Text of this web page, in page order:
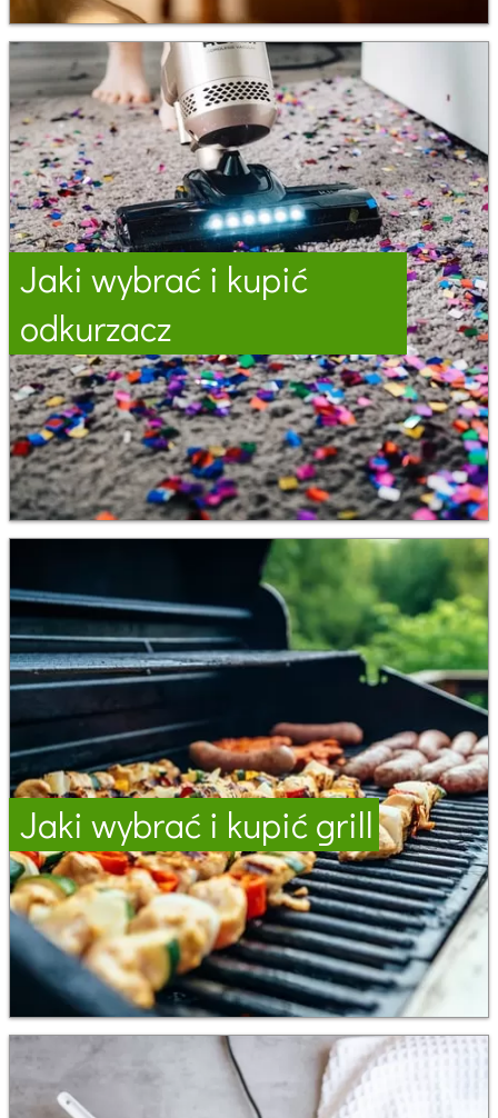
Jaki wybrać i kupić
odkurzacz
Jaki wybrać i kupić grill